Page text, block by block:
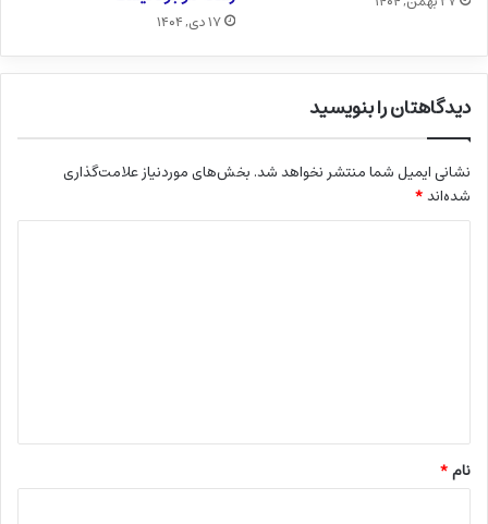
۱۷ دی, ۱۴۰۴
دیدگاهتان را بنویسید
نشانی ایمیل شما منتشر نخواهد شد. بخش‌های موردنیاز علامت‌گذاری
شده‌اند*
نام*